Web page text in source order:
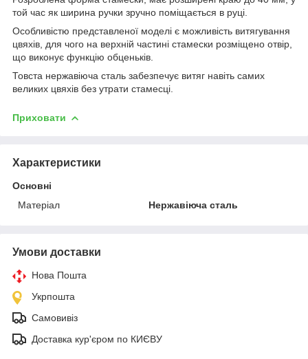
той час як ширина ручки зручно поміщається в руці.
Особливістю представленої моделі є можливість витягування
цвяхів, для чого на верхній частині стамески розміщено отвір,
що виконує функцію обценьків.
Товста нержавіюча сталь забезпечує витяг навіть самих
великих цвяхів без утрати стамесці.
Приховати
Характеристики
Основні
Матеріал
Нержавіюча сталь
Умови доставки
Нова Пошта
Укрпошта
Самовивіз
Доставка кур'єром по КИЄВУ